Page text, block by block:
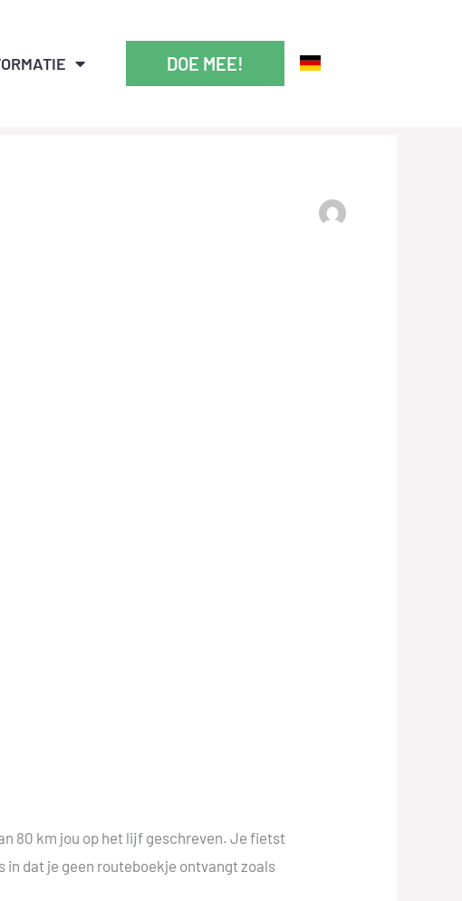
DOE MEE!
80 km jou op het lijf geschreven. Je fietst
in dat je geen routeboekje ontvangt zoals